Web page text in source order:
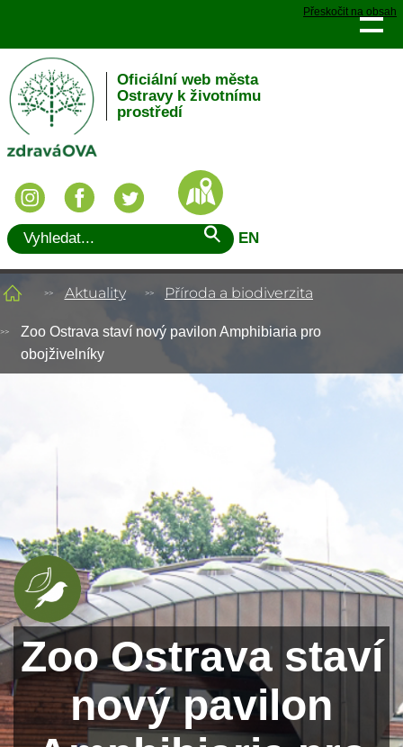
Přeskočit na obsah
Oficiální web města
Ostravy k životnímu
prostředí
EN
Aktuality Příroda a biodiverzita
Zoo Ostrava staví nový pavilon Amphibiaria pro
obojživelníky
Zoo Ostrava staví
nový pavilon